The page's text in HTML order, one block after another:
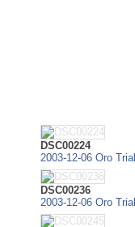
DSC00224
2003-12-06 Oro Trial
DSC00236
2003-12-06 Oro Trial